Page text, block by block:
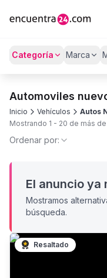
Categoría Marca
Automoviles
Inicio Vehículos
Autos
Mostrando 1 - 20 de más de
Ordenar por:
El anuncio ya
Mostramos
búsqueda.
Resaltado